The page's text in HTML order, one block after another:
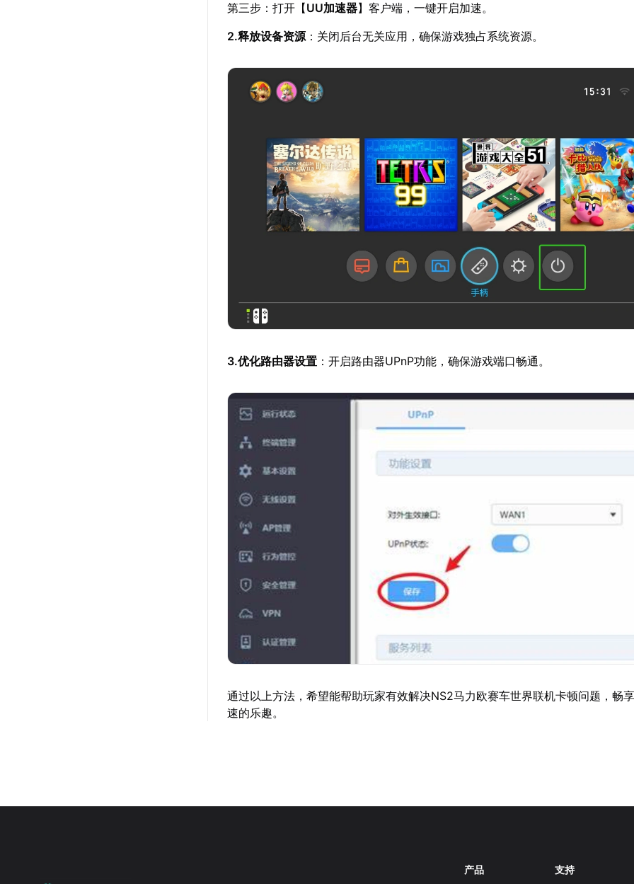
第三步：打开【UU加速器】客户端，一键开启加速。
2.释放设备资源：关闭后台无关应用，确保游戏独占系统资源。
3.优化路由器设置 ：开启路由器UPnP功能，确保游戏端口畅通。
通过以上方法，希望能帮助玩家有效解决NS2马力欧赛车世界联机卡顿问题，畅
速的乐趣。
产品 支持